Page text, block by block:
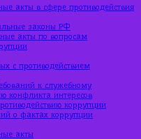
акты в сфере противодействия
законы РФ
акты по вопросам
с противодействием
к служебному
конфликта интересов
коррупции
о фактах коррупции
акты